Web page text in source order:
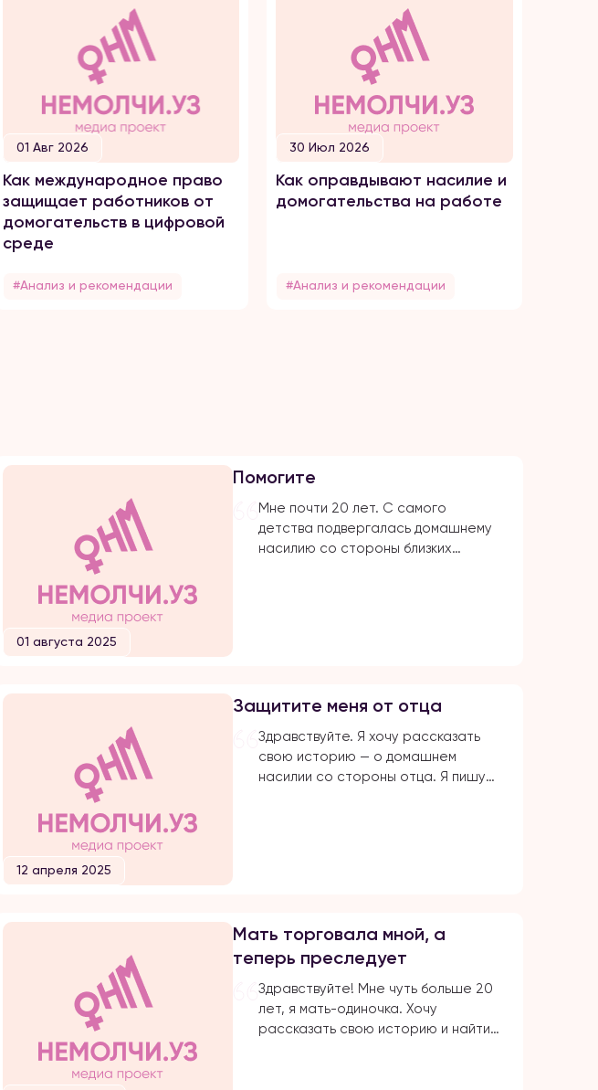
01 Авг 2026
Как международное право
защищает работников от
домогательств в цифровой
среде
#Анализ и рекомендации
30 Июл 2026
Как оправдывают насилие и
домогательства на работе
#Анализ и рекомендации
01 августа 2025
Помогите
Мне почти 20 лет. С самого
детства подвергалась домашнему
насилию со стороны близких
нашего блага. Однако, этого блага
совершенно нет […]
12 апреля 2025
Защитите меня от отца
Здравствуйте. Я хочу рассказать
свою историю — о домашнем
насилии со стороны отца. Я пишу
всю жизнь терпела […]
Мать торговала мной, а
теперь преследует
Здравствуйте! Мне чуть больше 20
лет, я мать-одиночка. Хочу
рассказать свою историю и найти